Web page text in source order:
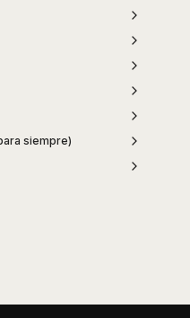
siempre)